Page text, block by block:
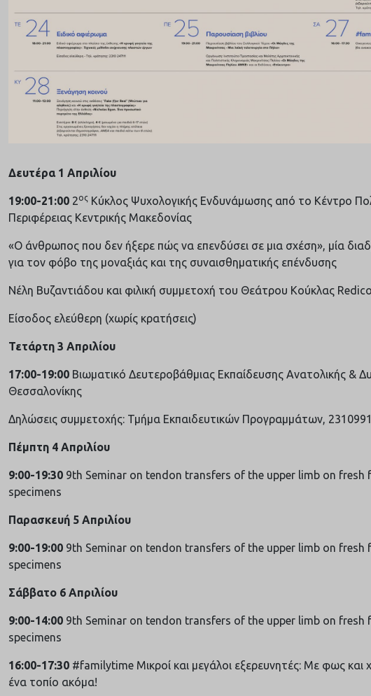
Δευτέρα 1 Απριλίου
19:00-21:002οςΚύκλος Ψυχολογικής Ενδυνάμωσης από το Κέντρο
Περιφέρειας Κεντρικής Μακεδονίας
«Ο άνθρωπος που δεν ήξερε πώς να επενδύσει σε μια σχέση», μία
για τον φόβο της μοναξιάς και της συναισθηματικής επένδυσης
Νέλη Βυζαντιάδου και φιλική συμμετοχή του Θεάτρου Κούκλας
Είσοδος ελεύθερη (χωρίς κρατήσεις)
Τετάρτη 3 Απριλίου
17:00-19:00Βιωματικό Δευτεροβάθμιας Εκπαίδευσης Ανατολικής &
Θεσσαλονίκης
Δηλώσεις συμμετοχής: Τμήμα Εκπαιδευτικών Προγραμμάτων,
Πέμπτη4 Απριλίου
9:00-19:309th Seminar on tendon transfers of the upper limb on fresh
specimens
Παρασκευή5 Απριλίου
9:00-19:009th Seminar on tendon transfers of the upper limb on fresh
specimens
Σάββατο6 Απριλίου
9:00-14:009th Seminar on tendon transfers of the upper limb on fresh
specimens
16:00-17:30#familytime Μικροί και μεγάλοι εξερευνητές: Με φως
ένα τοπίο ακόμα!